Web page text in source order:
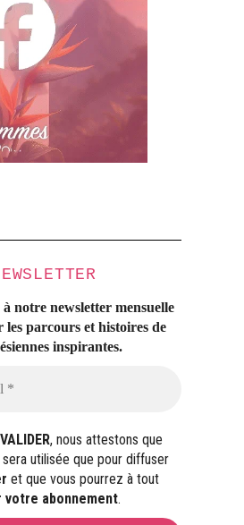
notre newsletter mensuelle
les parcours et histoires de
inspirantes.
VALIDER, nous attestons que
utilisée que pour diffuser
et que vous pourrez à tout
votre abonnement.